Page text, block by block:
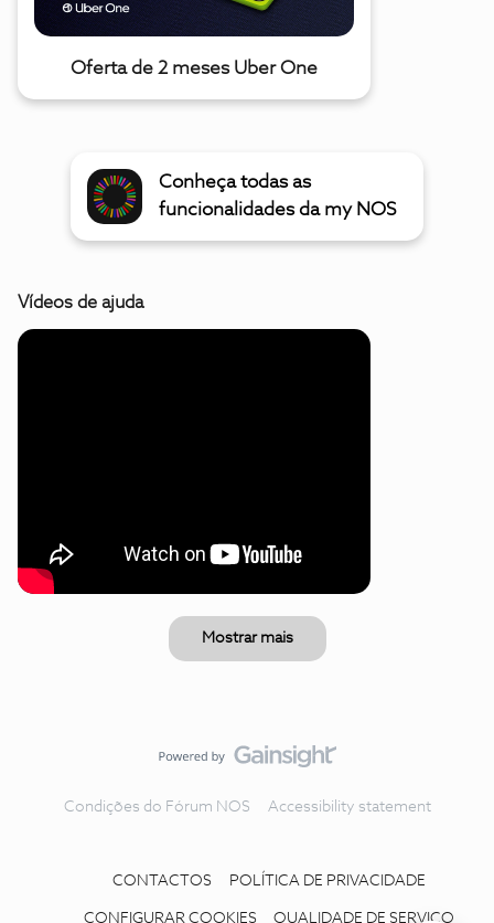
Oferta de 2 meses Uber One
Conheça todas as
funcionalidades da my NOS
Vídeos de ajuda
Mostrar mais
Condições do Fórum NOS Accessibility statement
CONTACTOS POLÍTICA DE PRIVACIDADE
CONFIGURAR COOKIES QUALIDADE DE SERVIÇO